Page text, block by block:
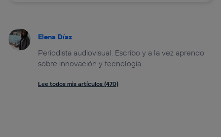
Elena Díaz
Periodista audiovisual. Escribo y a la vez aprendo
sobre innovación y tecnología.
Lee todos mis artículos (470)